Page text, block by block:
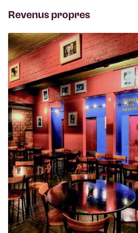
Revenus propres